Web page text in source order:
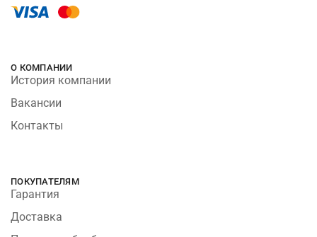
О КОМПАНИИ
История компании
Вакансии
Контакты
ПОКУПАТЕЛЯМ
Гарантия
Доставка